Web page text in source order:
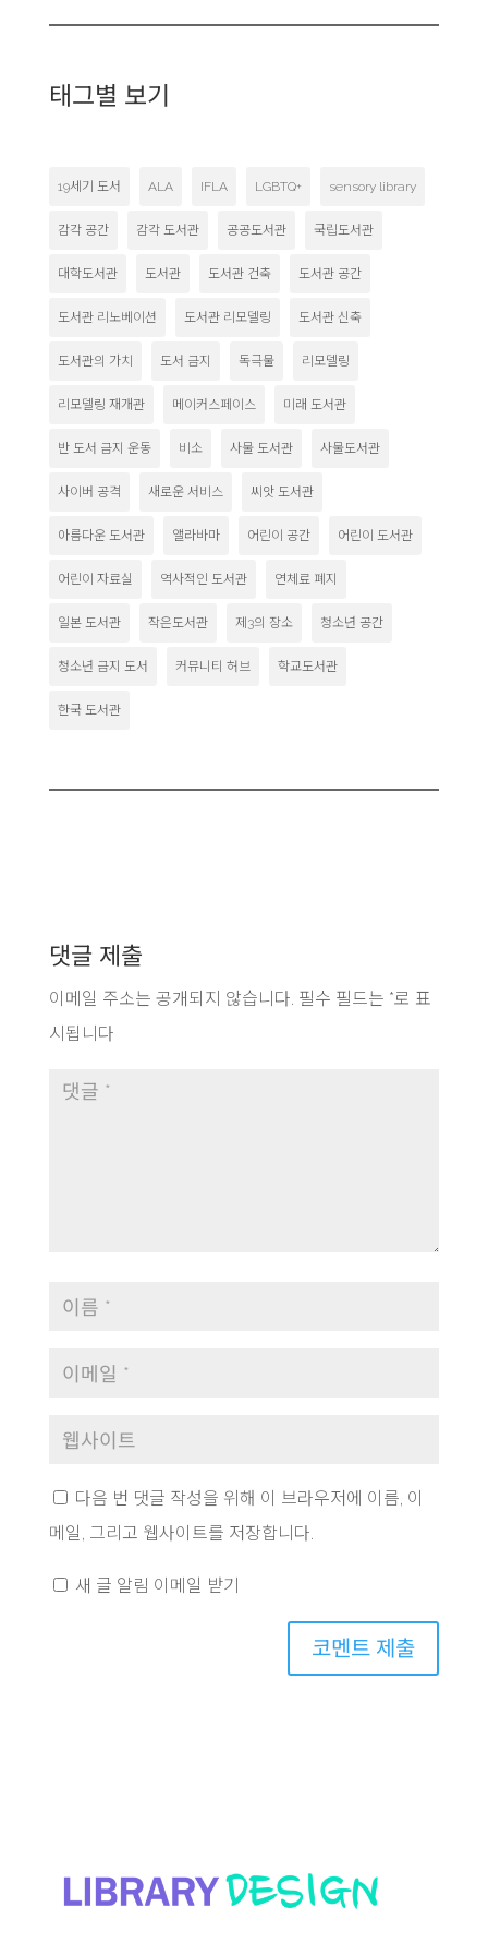
태그별 보기
19세기 도서 ALA IFLA LGBTQ+ sensory library
감각 공간 감각 도서관 공공도서관 국립도서관
대학도서관 도서관 도서관 건축 도서관 공간
도서관 리노베이션 도서관 리모델링 도서관 신축
도서관의 가치 도서 금지 독극물 리모델링
리모델링 재개관 메이커스페이스 미래 도서관
반 도서 금지 운동 비소 사물 도서관 사물도서관
사이버 공격 새로운 서비스 씨앗 도서관
아름다운 도서관 앨라바마 어린이 공간 어린이 도서관
어린이 자료실 역사적인 도서관 연체료 폐지
일본 도서관 작은도서관 제3의 장소 청소년 공간
청소년 금지 도서 커뮤니티 허브 학교도서관
한국 도서관
댓글 제출
이메일 주소는 공개되지 않습니다. 필수 필드는 *로 표
시됩니다
다음 번 댓글 작성을 위해 이 브라우저에 이름, 이
메일, 그리고 웹사이트를 저장합니다.
새 글 알림 이메일 받기
코멘트 제출